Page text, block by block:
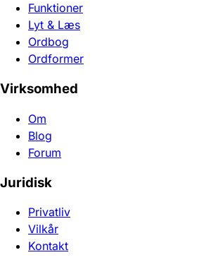
Funktioner
Lyt & Læs
Ordbog
Ordformer
Virksomhed
Om
Blog
Forum
Juridisk
Privatliv
Vilkår
Kontakt